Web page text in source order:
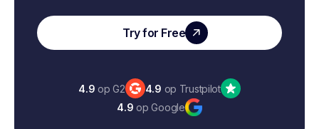
Try for Free
4.9 op G2 4.9 op Trustpilot
4.9 op Google